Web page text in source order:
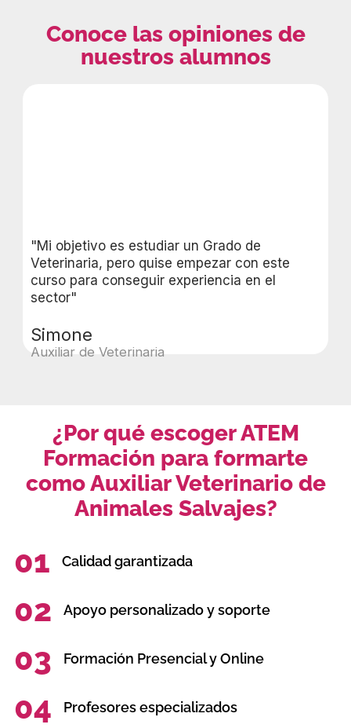
Conoce las opiniones de
nuestros alumnos
"Mi objetivo es estudiar un Grado de
Veterinaria, pero quise empezar con este
curso para conseguir experiencia en el
sector"
Simone
Auxiliar de Veterinaria
¿Por qué escoger ATEM
Formación para formarte
como Auxiliar Veterinario de
Animales Salvajes?
01 Calidad garantizada
02 Apoyo personalizado y soporte
03 Formación Presencial y Online
04 Profesores especializados